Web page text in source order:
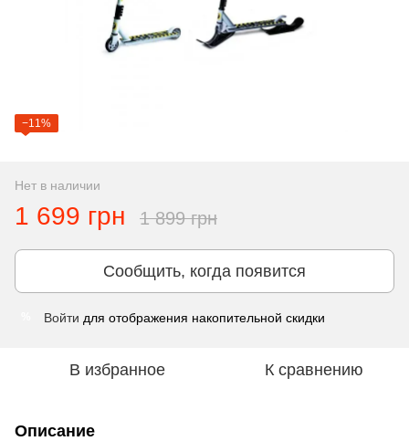
−11%
Нет в наличии
1 699 грн 1 899 грн
Сообщить, когда появится
Войти для отображения накопительной скидки
В избранное К сравнению
Описание